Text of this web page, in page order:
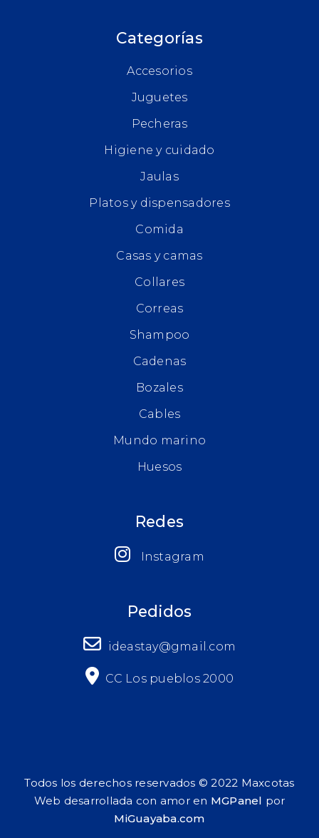
Categorías
Accesorios
Juguetes
Pecheras
Higiene y cuidado
Jaulas
Platos y dispensadores
Comida
Casas y camas
Collares
Correas
Shampoo
Cadenas
Bozales
Cables
Mundo marino
Huesos
Redes
Instagram
Pedidos
ideastay@gmail.com
CC Los pueblos 2000
Todos los derechos reservados © 2022 Maxcotas
Web desarrollada con amor en MGPanel por
MiGuayaba.com